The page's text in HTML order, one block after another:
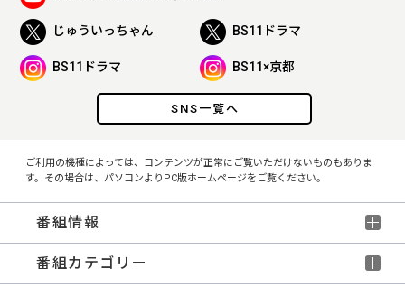
SNS一覧へ
じゅういっちゃん BS11ドラマ
BS11ドラマ BS11×京都
ご利用の機種によっては、コンテンツが正常にご覧いただけないものもありま
す。その場合は、パソコンよりPC版ホームページをご覧ください。
番組情報
番組カテゴリー